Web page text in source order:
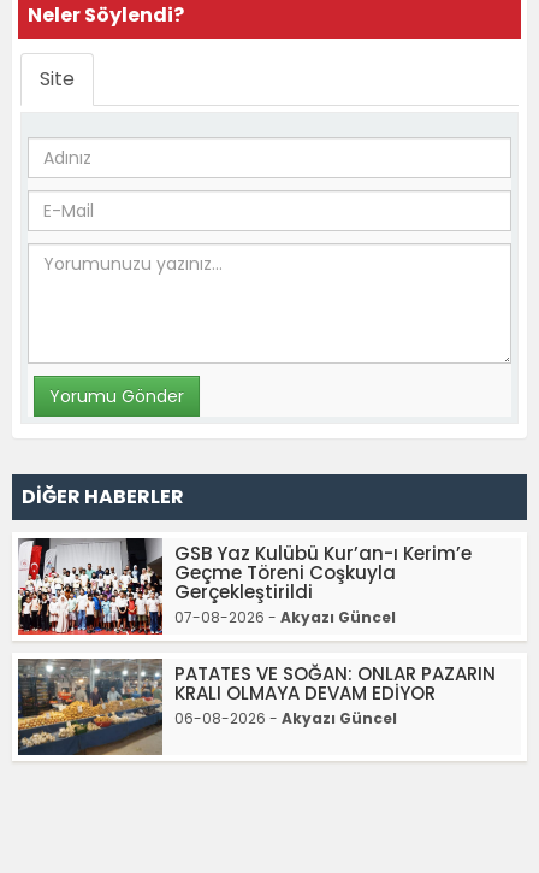
Neler Söylendi?
Site
DİĞER HABERLER
GSB Yaz Kulübü Kur’an-ı Kerim’e
Geçme Töreni Coşkuyla
Gerçekleştirildi
07-08-2026 - Akyazı Güncel
PATATES VE SOĞAN: ONLAR PAZARIN
KRALI OLMAYA DEVAM EDİYOR
06-08-2026 - Akyazı Güncel